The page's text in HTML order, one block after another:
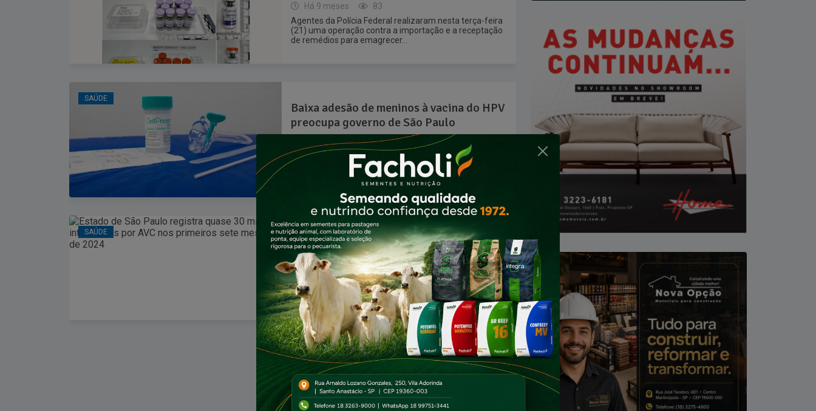
Há 9 meses
83
Agentes da Polícia Federal realizaram nesta terça-feira
(21) uma operação contra a importação e a receptação
de remédios para emagrecer...
SAÚDE
Baixa adesão de meninos à vacina do HPV
preocupa governo de São Paulo
77
O governo do estado de São Paulo emitiu um alerta,
nesta quinta-feira (16), para pais e responsáveis sobre a
SAÚDE
Estado de São Paulo registra quase 30
mil internações por AVC nos primeiros
sete meses de 2024
Há 1 ano
70
A Secretaria de Estado da Saúde de São Paulo registrou
29.910 internações por Acidente Vascular Cerebral
(AVC) entre janeiro e...